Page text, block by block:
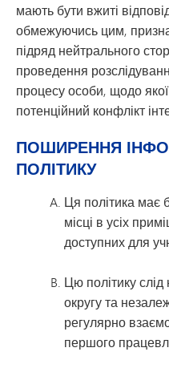
мають бути вжиті
обмежуючись цим,
підряд нейтрального
проведення
процесу особи, щодо
потенційний конфлікт
ПОШИРЕННЯ
ПОЛІТИКУ
Ця політика має
місці в усіх
доступних для
Цю політику
округу та
регулярно
першого